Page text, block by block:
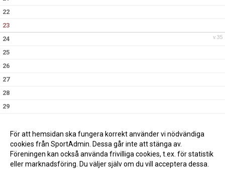
22
23
v.35
24
25
26
27
28
29
För att hemsidan ska fungera korrekt använder vi nödvändiga
cookies från SportAdmin. Dessa går inte att stänga av.
Föreningen kan också använda frivilliga cookies, t.ex. för statistik
eller marknadsföring. Du väljer själv om du vill acceptera dessa.